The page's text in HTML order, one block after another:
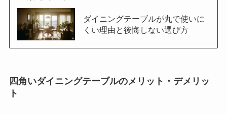
ダイニングテーブルが丸で使いに
くい理由と後悔しない選び方
四角いダイニングテーブルのメリット・デメリッ
ト